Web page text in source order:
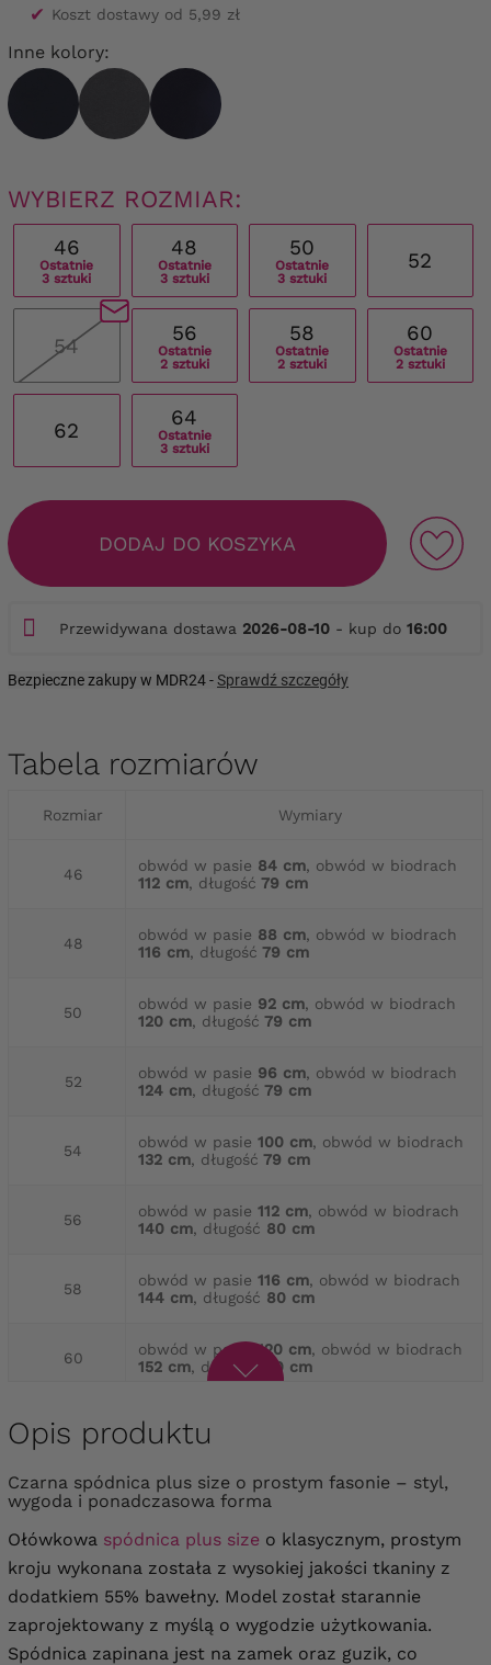
✔ Koszt dostawy od 5,99 zł
Inne kolory:
WYBIERZ ROZMIAR:
46
Ostatnie
3 sztuki
48
Ostatnie
3 sztuki
50
Ostatnie
3 sztuki
52
54
56
Ostatnie
2 sztuki
58
Ostatnie
2 sztuki
60
Ostatnie
2 sztuki
62
64
Ostatnie
3 sztuki
DODAJ DO KOSZYKA
Przewidywana dostawa 2026-08-10 - kup do 16:00
Bezpieczne zakupy w MDR24 -Sprawdź szczegóły
Tabela rozmiarów
Rozmiar Wymiary
46 obwód w pasie 84 cm, obwód w biodrach
112 cm, długość 79 cm
48 obwód w pasie 88 cm, obwód w biodrach
116 cm, długość 79 cm
50 obwód w pasie 92 cm, obwód w biodrach
120 cm, długość 79 cm
52 obwód w pasie 96 cm, obwód w biodrach
124 cm, długość 79 cm
54 obwód w pasie 100 cm, obwód w biodrach
132 cm, długość 79 cm
56 obwód w pasie 112 cm, obwód w biodrach
140 cm, długość 80 cm
58 obwód w pasie 116 cm, obwód w biodrach
144 cm, długość 80 cm
60 obwód w pasie 120 cm, obwód w biodrach
152 cm, długość 80 cm
62 obwód w pasie
156 cm , długość
64 obwód w pasie 128 cm, obwód w biodrach
164 cm, długość 80 cm
Opis produktu
Czarna spódnica plus size o prostym fasonie – styl,
wygoda i ponadczasowa forma
Ołówkowa spódnica plus size o klasycznym, prostym
kroju wykonana została z wysokiej jakości tkaniny z
dodatkiem 55% bawełny. Model został starannie
zaprojektowany z myślą o wygodzie użytkowania.
Spódnica zapinana jest na zamek oraz guzik, co